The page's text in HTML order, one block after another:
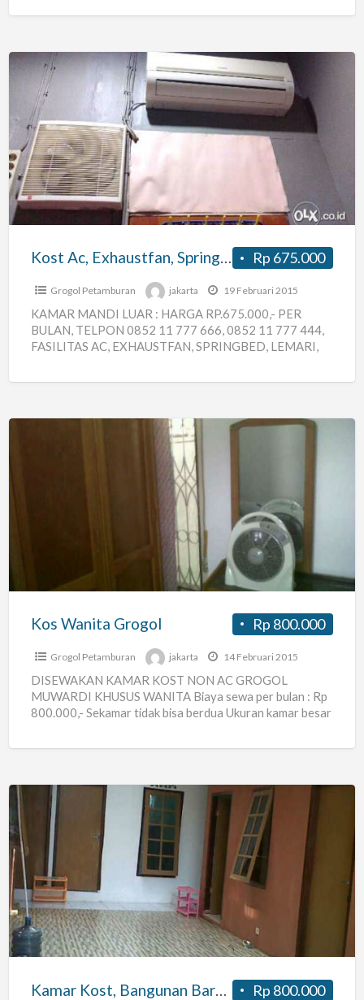
Kost
Ac,
Exhaustfan,
Springbed,
Lemari,
Rak
Tv
Rp 675.000
Kost Ac, Exhaustfan, Springbed, Lemari, Rak Tv
Grogol Petamburan jakarta 19 Februari 2015
KAMAR MANDI LUAR : HARGA RP.675.000,- PER
BULAN, TELPON 0852 11 777 666, 0852 11 777 444,
FASILITAS AC, EXHAUSTFAN, SPRINGBED, LEMARI,
Rp 800.000
Kos Wanita Grogol
Grogol Petamburan jakarta 14 Februari 2015
DISEWAKAN KAMAR KOST NON AC GROGOL
MUWARDI KHUSUS WANITA Biaya sewa per bulan : Rp
800.000,- Sekamar tidak bisa berdua Ukuran kamar besar
Kamar
Kost,
Bangunan
Baru
Di
Tb.simatupang
Rp 800.000
Kamar Kost, Bangunan Baru Di Tb.simatupang